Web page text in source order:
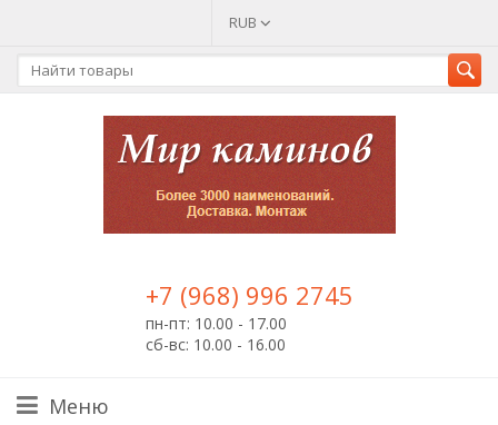
RUB
+7 (968) 996 2745
пн-пт: 10.00 - 17.00
сб-вс: 10.00 - 16.00
Меню